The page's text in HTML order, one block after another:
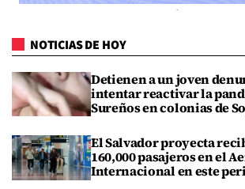
NOTICIAS DE HOY
Detienen a un joven
intentar reactivar la
Sureños en colonias de
El Salvador proyecta
160,000 pasajeros en el
Internacional en este